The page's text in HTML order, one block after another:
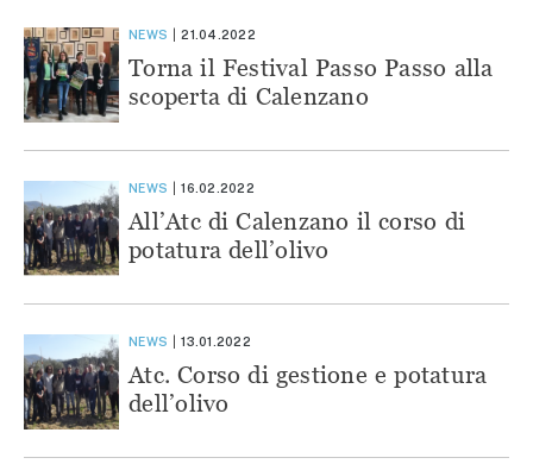
NEWS 21.04.2022
Torna il Festival Passo Passo alla
scoperta di Calenzano
NEWS 16.02.2022
All’Atc di Calenzano il corso di
potatura dell’olivo
NEWS 13.01.2022
Atc. Corso di gestione e potatura
dell’olivo